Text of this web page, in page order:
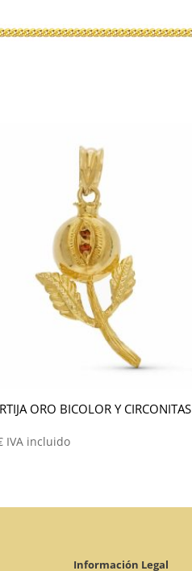
ORO BICOLOR Y CIRCONITAS
IVA incluido
Información Legal